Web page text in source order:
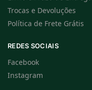
Trocas e Devoluções
Política de Frete Grátis
REDES SOCIAIS
Facebook
Instagram